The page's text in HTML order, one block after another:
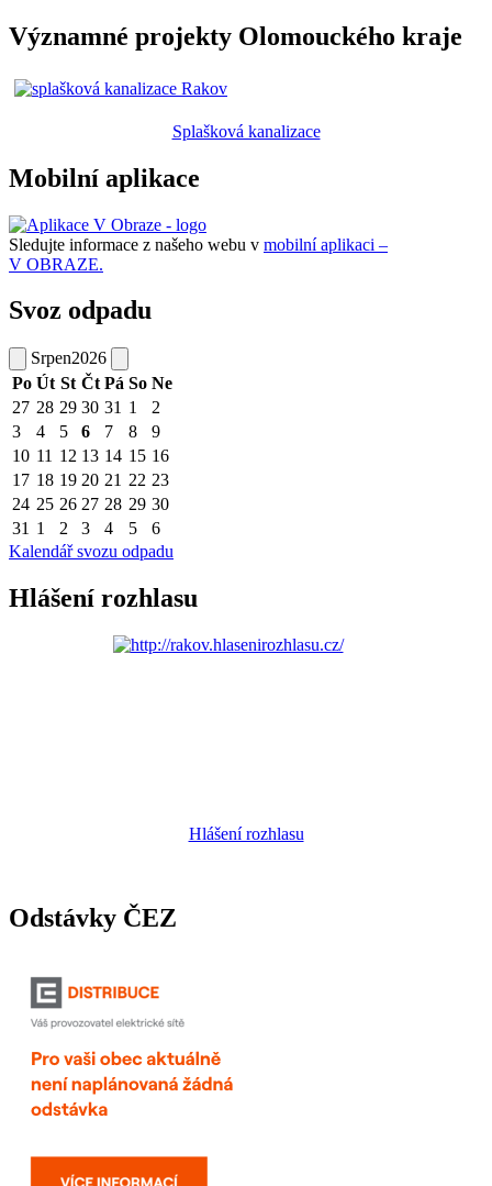
Významné projekty Olomouckého kraje
Splašková kanalizace
Mobilní aplikace
Sledujte informace z našeho webu v mobilní aplikaci –
V OBRAZE.
Svoz odpadu
Srpen2026
Po Út St Čt Pá So Ne
27 28 29 30 31 1
2
3
4 5 6 7 8
9
10 11 12 13 14 15 16
17 18 19 20 21 22 23
24 25 26 27 28 29 30
31 1 2 3 4 5
6
Kalendář svozu odpadu
Hlášení rozhlasu
Hlášení rozhlasu
Odstávky ČEZ